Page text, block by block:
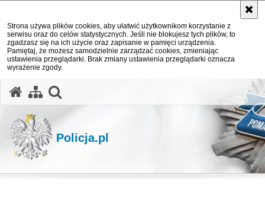
Strona używa plików cookies, aby ułatwić użytkownikom korzystanie z
serwisu oraz do celów statystycznych. Jeśli nie blokujesz tych plików, to
zgadzasz się na ich użycie oraz zapisanie w pamięci urządzenia.
Pamiętaj, że możesz samodzielnie zarządzać cookies, zmieniając
ustawienia przeglądarki. Brak zmiany ustawienia przeglądarki oznacza
wyrażenie zgody.
Policja.pl